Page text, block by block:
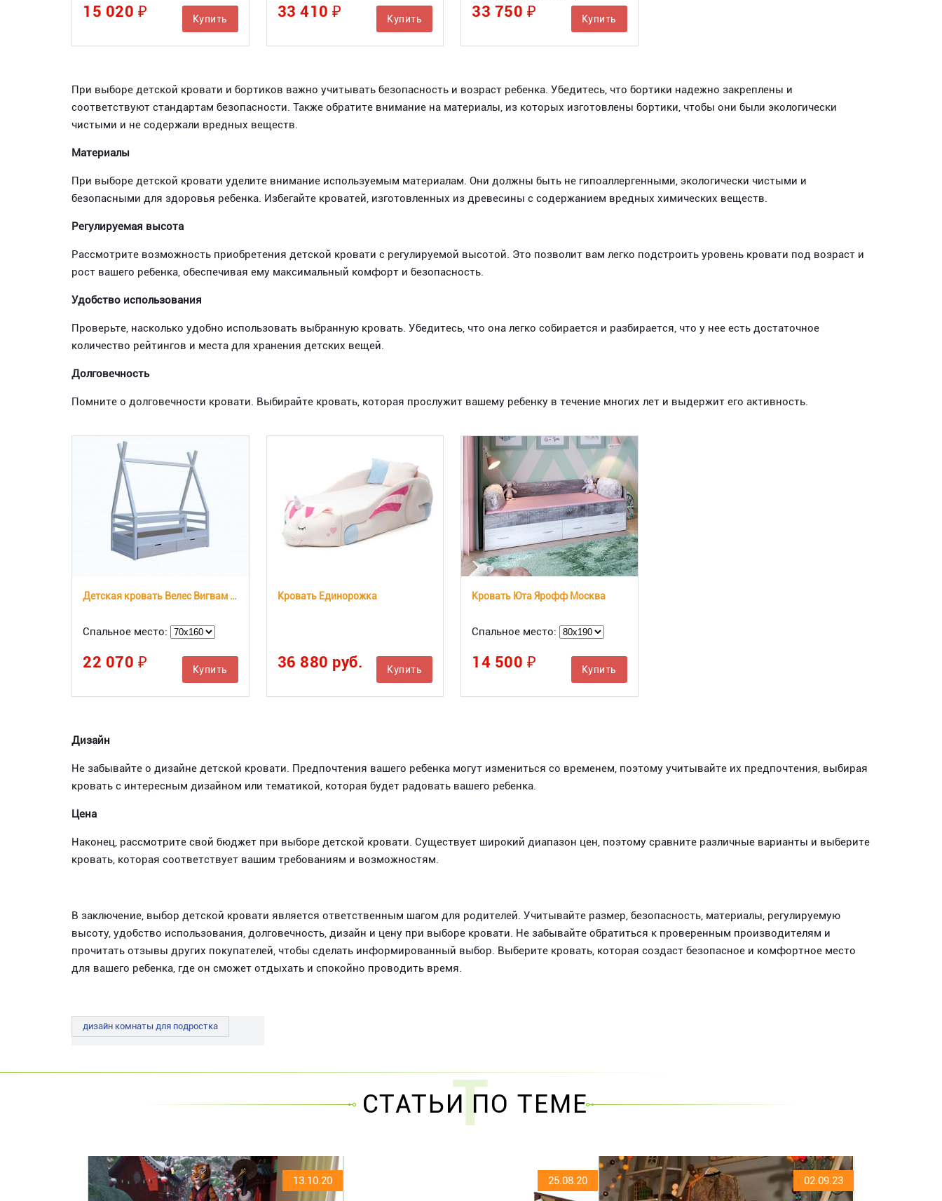
15 020 ₽ Купить 33 410 ₽ Купить 33 750 ₽ Купить
При выборе детской кровати и бортиков важно учитывать безопасность и возраст ребенка. Убедитесь, что бортики надежно закреплены и
соответствуют стандартам безопасности. Также обратите внимание на материалы, из которых изготовлены бортики, чтобы они были экологически
чистыми и не содержали вредных веществ.
Материалы
При выборе детской кровати уделите внимание используемым материалам. Они должны быть не гипоаллергенными, экологически чистыми и
безопасными для здоровья ребенка. Избегайте кроватей, изготовленных из древесины с содержанием вредных химических веществ.
Регулируемая высота
Рассмотрите возможность приобретения детской кровати с регулируемой высотой. Это позволит вам легко подстроить уровень кровати под возраст и
рост вашего ребенка, обеспечивая ему максимальный комфорт и безопасность.
Удобство использования
Проверьте, насколько удобно использовать выбранную кровать. Убедитесь, что она легко собирается и разбирается, что у нее есть достаточное
количество рейтингов и места для хранения детских вещей.
Долговечность
Помните о долговечности кровати. Выбирайте кровать, которая прослужит вашему ребенку в течение многих лет и выдержит его активность.
Детская кровать Велес Вигвам с ящиками
Спальное место:
22 070 ₽ Купить
Кровать Единорожка
36 880 руб. Купить
Кровать Юта Ярофф Москва
Спальное место:
14 500 ₽ Купить
Дизайн
Не забывайте о дизайне детской кровати. Предпочтения вашего ребенка могут измениться со временем, поэтому учитывайте их предпочтения, выбирая
кровать с интересным дизайном или тематикой, которая будет радовать вашего ребенка.
Цена
Наконец, рассмотрите свой бюджет при выборе детской кровати. Существует широкий диапазон цен, поэтому сравните различные варианты и выберите
кровать, которая соответствует вашим требованиям и возможностям.
В заключение, выбор детской кровати является ответственным шагом для родителей. Учитывайте размер, безопасность, материалы, регулируемую
высоту, удобство использования, долговечность, дизайн и цену при выборе кровати. Не забывайте обратиться к проверенным производителям и
прочитать отзывы других покупателей, чтобы сделать информированный выбор. Выберите кровать, которая создаст безопасное и комфортное место
для вашего ребенка, где он сможет отдыхать и спокойно проводить время.
дизайн комнаты для подростка
Т
СТАТЬИ ПО ТЕМЕ
13.10.20 25.08.20 02.09.23